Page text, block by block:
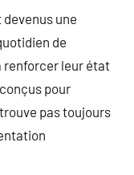
une
de
renforcer leur état
pour
pas toujours